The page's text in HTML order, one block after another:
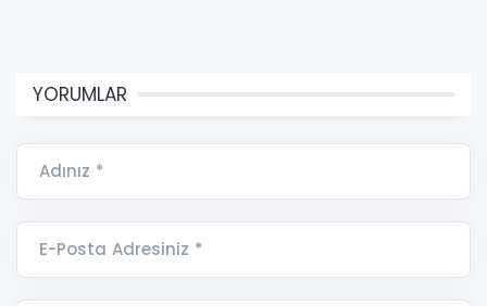
YORUMLAR
Adınız *
E-Posta Adresiniz *